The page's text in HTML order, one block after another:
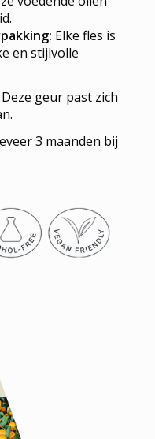
Elke fles is
en stijlvolle
Deze geur past zich
3 maanden bij